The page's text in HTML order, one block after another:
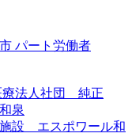
パート労働者
療法人社団 純正
泉
設 エスポワール和